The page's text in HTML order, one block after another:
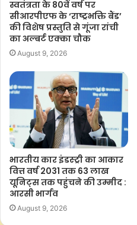
स्वतंत्रता के 80वें वर्ष पर
सीआरपीएफ के ‘राष्ट्रभक्ति बैंड’
की विशेष प्रस्तुति से गूंजा रांची
का अल्बर्ट एक्का चौक
August 9, 2026
भारतीय कार इंडस्ट्री का आकार
वित्त वर्ष 2031 तक 63 लाख
यूनिट्स तक पहुंचने की उम्मीद :
आरसी भार्गव
August 9, 2026